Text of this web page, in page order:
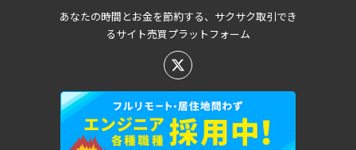
あなたの時間とお金を節約する、サクサク取引でき
るサイト売買プラットフォーム